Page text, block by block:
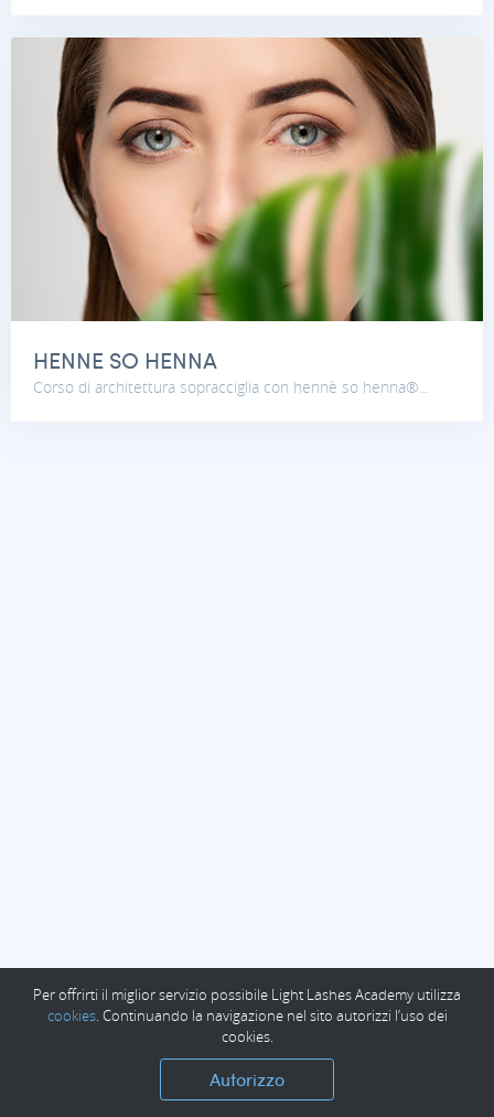
HENNE SO HENNA
Corso di architettura sopracciglia con hennè so henna®...
Per offrirti il miglior servizio possibile Light Lashes Academy utilizza
cookies. Continuando la navigazione nel sito autorizzi l’uso dei
cookies.
Autorizzo